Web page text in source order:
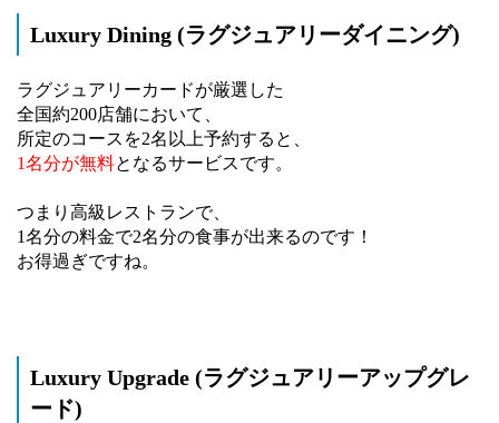
Luxury Dining (ラグジュアリーダイニング)
ラグジュアリーカードが厳選した
全国約200店舗において、
所定のコースを2名以上予約すると、
1名分が無料となるサービスです。
つまり高級レストランで、
1名分の料金で2名分の食事が出来るのです！
お得過ぎですね。
Luxury Upgrade (ラグジュアリーアップグレ
ード)